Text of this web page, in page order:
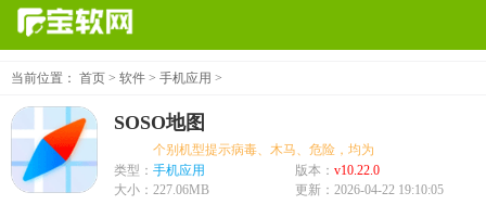
当前位置： 首页 > 软件 > 手机应用 >
SOSO地图
个别机型提示病毒、木马、危险，均为误报可放心下载
类型： 手机应用 版本： v10.22.0
大小： 227.06MB 更新： 2026-04-22 19:10:05